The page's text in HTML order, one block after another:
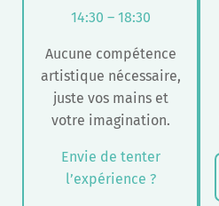
14:30 – 18:30
Aucune compétence
artistique nécessaire,
juste vos mains et
votre imagination.
Envie de tenter
l’expérience ?